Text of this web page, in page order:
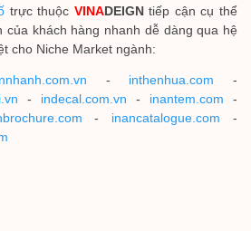
trực thuộc VINADEIGNtiếp cận cụ thể
của khách hàng nhanh dễ dàng qua hệ
cho Niche Market ngành:
- inthenhua.com -
- indecal.com.vn - inantem.com -
- inancatalogue.com -